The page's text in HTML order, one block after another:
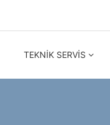
TEKNIK SERVIS